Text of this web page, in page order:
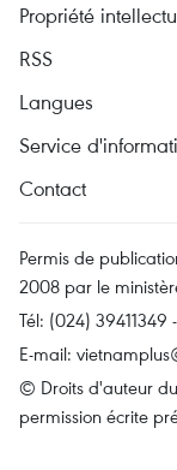
Propriété
RSS
Langues
Service
Contact
Permis de
2008 par le
Tél: (024) 39411349
E-mail:
© Droits d'auteur
permission écrite